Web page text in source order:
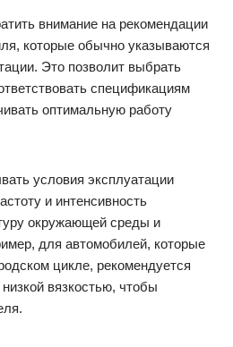
внимание на рекомендации
которые обычно указываются
Это позволит выбрать
спецификациям
оптимальную работу
условия эксплуатации
и интенсивность
окружающей среды и
для автомобилей, которые
цикле, рекомендуется
вязкостью, чтобы